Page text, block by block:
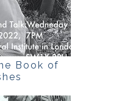
Book of